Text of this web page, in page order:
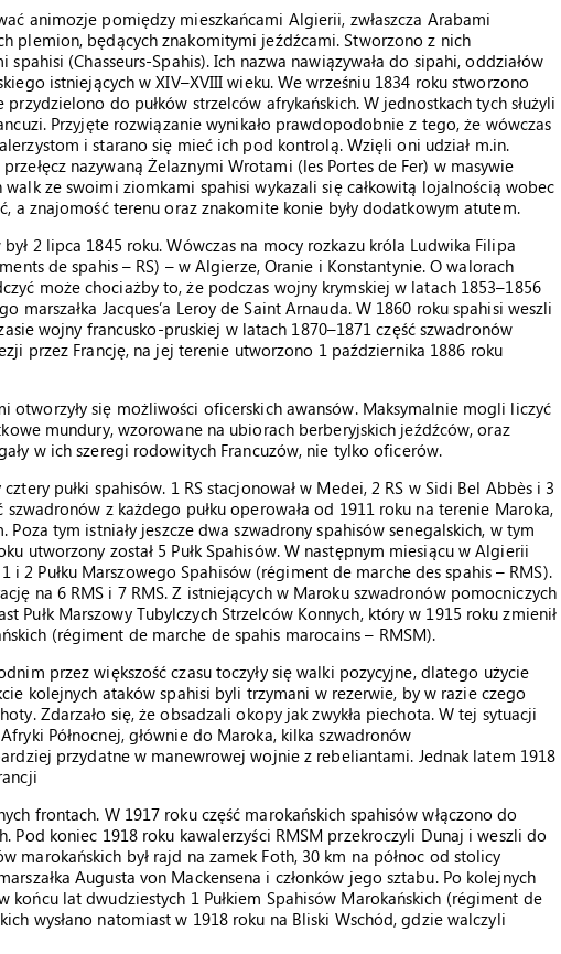
animozje pomiędzy mieszkańcami Algierii, zwłaszcza Arabami
plemion, będących znakomitymi jeźdźcami. Stworzono z nich
(Chasseurs-Spahis). Ich nazwa nawiązywała do sipahi, oddziałów
istniejących w XIV–XVIII wieku. We wrześniu 1834 roku stworzono
do pułków strzelców afrykańskich. W jednostkach tych służyli
Przyjęte rozwiązanie wynikało prawdopodobnie z tego, że wówczas
i starano się mieć ich pod kontrolą. Wzięli oni udział m.in.
nazywaną Żelaznymi Wrotami (les Portes de Fer) w masywie
ze swoimi ziomkami spahisi wykazali się całkowitą lojalnością wobec
a znajomość terenu oraz znakomite konie były dodatkowym atutem.
2 lipca 1845 roku. Wówczas na mocy rozkazu króla Ludwika Filipa
de spahis – RS) – w Algierze, Oranie i Konstantynie. O walorach
może chociażby to, że podczas wojny krymskiej w latach 1853–1856
marszałka Jacques’a Leroy de Saint Arnauda. W 1860 roku spahisi weszli
wojny francusko-pruskiej w latach 1870–1871 część szwadronów
przez Francję, na jej terenie utworzono 1 października 1886 roku
otworzyły się możliwości oficerskich awansów. Maksymalnie mogli liczyć
mundury, wzorowane na ubiorach berberyjskich jeźdźców, oraz
w ich szeregi rodowitych Francuzów, nie tylko oficerów.
pułki spahisów. 1 RS stacjonował w Medei, 2 RS w Sidi Bel Abbès i 3
szwadronów z każdego pułku operowała od 1911 roku na terenie Maroka,
tym istniały jeszcze dwa szwadrony spahisów senegalskich, w tym
utworzony został 5 Pułk Spahisów. W następnym miesiącu w Algierii
i 2 Pułku Marszowego Spahisów (régiment de marche des spahis – RMS).
na 6 RMS i 7 RMS. Z istniejących w Maroku szwadronów pomocniczych
Pułk Marszowy Tubylczych Strzelców Konnych, który w 1915 roku zmienił
(régiment de marche de spahis marocains – RMSM).
przez większość czasu toczyły się walki pozycyjne, dlatego użycie
kolejnych ataków spahisi byli trzymani w rezerwie, by w razie czego
Zdarzało się, że obsadzali okopy jak zwykła piechota. W tej sytuacji
Północnej, głównie do Maroka, kilka szwadronów
przydatne w manewrowej wojnie z rebeliantami. Jednak latem 1918
frontach. W 1917 roku część marokańskich spahisów włączono do
Pod koniec 1918 roku kawalerzyści RMSM przekroczyli Dunaj i weszli do
marokańskich był rajd na zamek Foth, 30 km na północ od stolicy
Augusta von Mackensena i członków jego sztabu. Po kolejnych
końcu lat dwudziestych 1 Pułkiem Spahisów Marokańskich (régiment de
wysłano natomiast w 1918 roku na Bliski Wschód, gdzie walczyli